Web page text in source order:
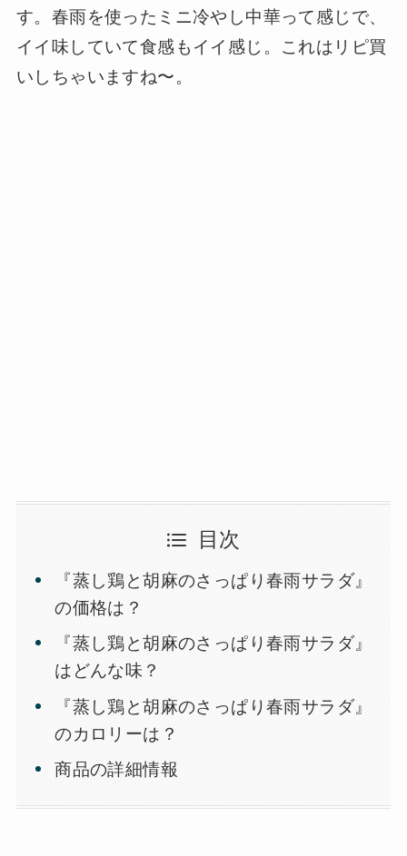
す。春雨を使ったミニ冷やし中華って感じで、
イイ味していて食感もイイ感じ。これはリピ買
いしちゃいますね〜。
目次
『蒸し鶏と胡麻のさっぱり春雨サラダ』
の価格は？
『蒸し鶏と胡麻のさっぱり春雨サラダ』
はどんな味？
『蒸し鶏と胡麻のさっぱり春雨サラダ』
のカロリーは？
商品の詳細情報